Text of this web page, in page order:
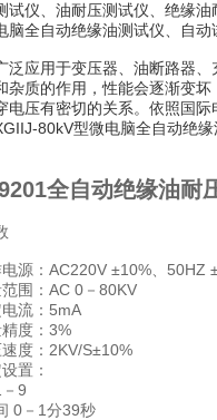
试仪、油耐压测试仪、绝缘
脑全自动绝缘油测试仪、自
泛应用于变压器、油断路器
杂质的作用，性能会逐渐变
电压有密切的关系。依照国
80kV型微电脑全自动绝
全自动绝缘油耐
源：AC220V ±10%、50HZ
围：AC 0－80KV
流：5mA
度：3%
度：2KV/S±10%
置：
9
0－1分39秒